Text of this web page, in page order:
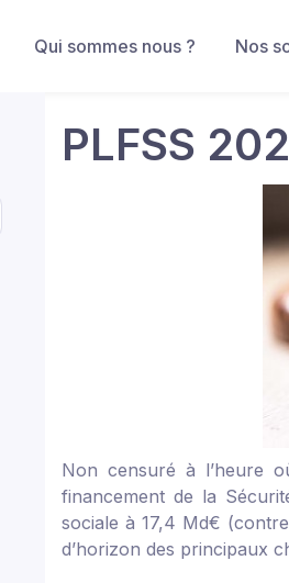
Qui sommes nous ? Nos
PLFSS
Non censuré à l’heure
financement de la
sociale à 17,4 Md€
d’horizon des principaux